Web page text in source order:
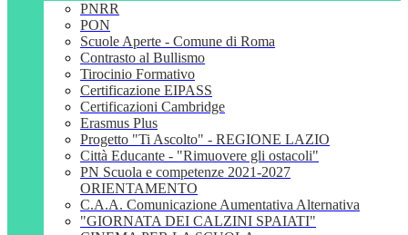
PNRR
PON
Scuole Aperte - Comune di Roma
Contrasto al Bullismo
Tirocinio Formativo
Certificazione EIPASS
Certificazioni Cambridge
Erasmus Plus
Progetto "Ti Ascolto" - REGIONE LAZIO
Città Educante - "Rimuovere gli ostacoli"
PN Scuola e competenze 2021-2027
ORIENTAMENTO
C.A.A. Comunicazione Aumentativa Alternativa
"GIORNATA DEI CALZINI SPAIATI"